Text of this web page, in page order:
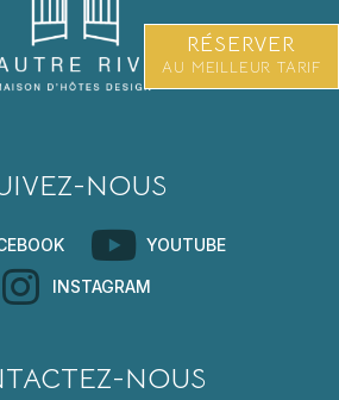
RÉSERVER
AU MEILLEUR TARIF
NOUS
YOUTUBE
INSTAGRAM
NOUS